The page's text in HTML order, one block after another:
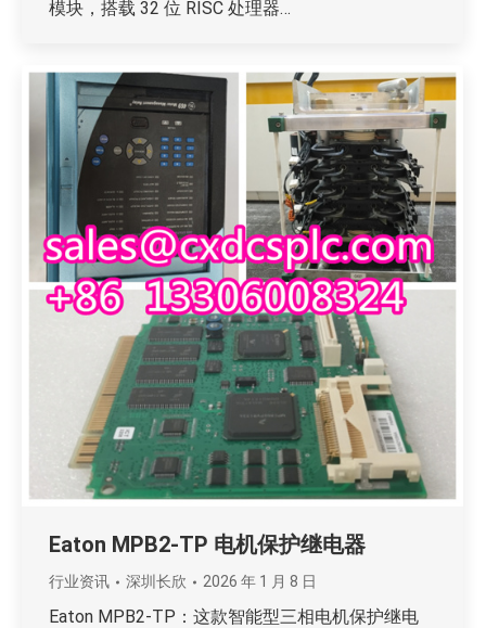
模块，搭载 32 位 RISC 处理器…
Eaton MPB2-TP 电机保护继电器
行业资讯 深圳长欣 2026 年 1 月 8 日
Eaton MPB2-TP：这款智能型三相电机保护继电